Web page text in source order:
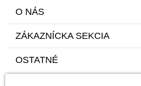
O NÁS
ZÁKAZNÍCKA SEKCIA
OSTATNÉ